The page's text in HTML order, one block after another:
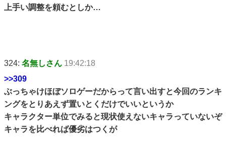
上手い調整を頼むとしか…
324: 名無しさん 19:42:18
>>309
ぶっちゃけほぼソロゲーだからって言い出すと今回のランキ
ングをとりあえず置いとくだけでいいというか
キャラクター単位でみると現状使えないキャラっていないぞ
キャラを比べれば優劣はつくが